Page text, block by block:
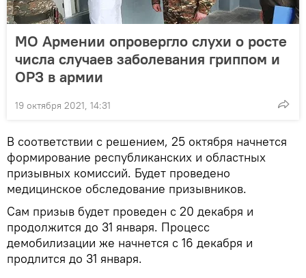
МО Армении опровергло слухи о росте
числа случаев заболевания гриппом и
ОРЗ в армии
19 октября 2021, 14:31
В соответствии с решением, 25 октября начнется
формирование республиканских и областных
призывных комиссий. Будет проведено
медицинское обследование призывников.
Сам призыв будет проведен с 20 декабря и
продолжится до 31 января. Процесс
демобилизации же начнется с 16 декабря и
продлится до 31 января.